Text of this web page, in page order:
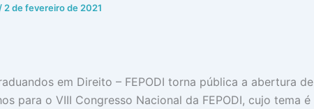
/ 2 de fevereiro de 2021
em Direito – FEPODI torna pública a abertura de
para o VIII Congresso Nacional da FEPODI, cujo tema é